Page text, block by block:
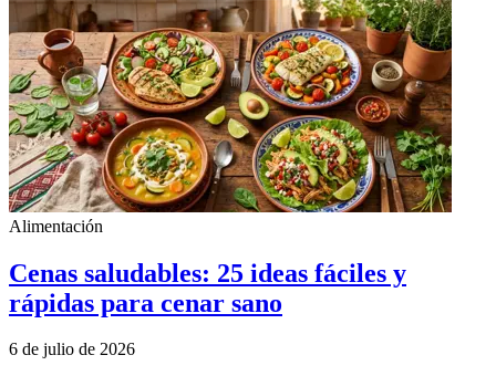
Alimentación
Cenas saludables: 25 ideas fáciles y
rápidas para cenar sano
6 de julio de 2026